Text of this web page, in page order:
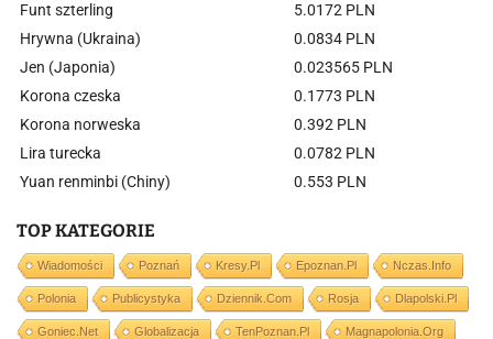
Funt szterling
5.0172 PLN
Hrywna (Ukraina)
0.0834 PLN
Jen (Japonia)
0.023565 PLN
Korona czeska
0.1773 PLN
Korona norweska
0.392 PLN
Lira turecka
0.0782 PLN
Yuan renminbi (Chiny)
0.553 PLN
TOP KATEGORIE
Wiadomości Poznań Kresy.pl Epoznan.pl Nczas.info
Polonia Publicystyka Dziennik.com Rosja Dlapolski.pl
Goniec.net Globalizacja TenPoznan.pl Magnapolonia.org